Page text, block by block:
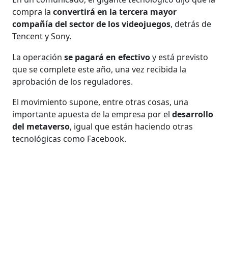
compra laconvertirá en la tercera mayor
compañía del sector de los videojuegos, detrás de
Tencent y Sony.
La operaciónse pagará en efectivoy está previsto
que se complete este año, una vez recibida la
aprobación de los reguladores.
El movimiento supone, entre otras cosas, una
importante apuesta de la empresa por el desarrollo
del metaverso, igual que están haciendo otras
tecnológicas como Facebook.